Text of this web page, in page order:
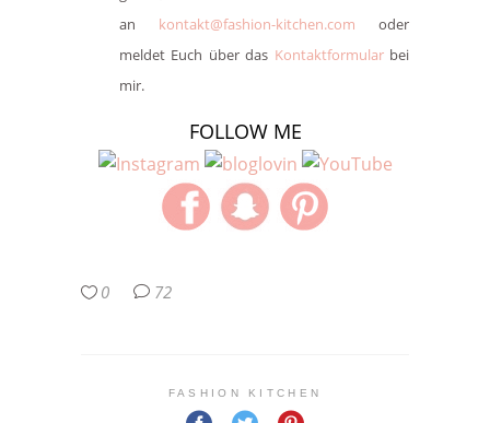
an kontakt@fashion-kitchen.com oder
meldet Euch über das Kontaktformularbei
mir.
FOLLOW ME
0 72
FASHION KITCHEN